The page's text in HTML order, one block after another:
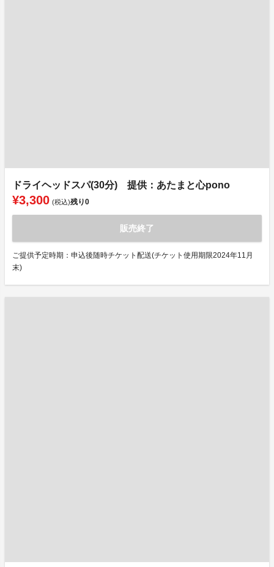
ドライヘッドスパ(30分) 提供：あたまと心pono
¥3,300 (税込)残り0
販売終了
ご提供予定時期：申込後随時チケット配送(チケット使用期限2024年11月
末)